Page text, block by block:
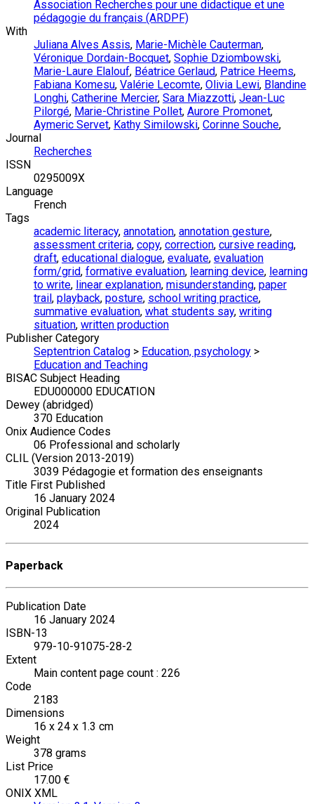
Association Recherches pour une didactique et une
pédagogie du français (ARDPF)
With
Juliana Alves Assis, Marie-Michèle Cauterman,
Véronique Dordain-Bocquet, Sophie Dziombowski,
Marie-Laure Elalouf, Béatrice Gerlaud, Patrice Heems,
Fabiana Komesu, Valérie Lecomte, Olivia Lewi, Blandine
Longhi, Catherine Mercier, Sara Miazzotti, Jean-Luc
Pilorgé, Marie-Christine Pollet, Aurore Promonet,
Aymeric Servet, Kathy Similowski, Corinne Souche,
Journal
Recherches
ISSN
0295009X
Language
French
Tags
academic literacy, annotation, annotation gesture,
assessment criteria, copy, correction, cursive reading,
draft, educational dialogue, evaluate, evaluation
form/grid, formative evaluation, learning device, learning
to write, linear explanation, misunderstanding, paper
trail, playback, posture, school writing practice,
summative evaluation, what students say, writing
situation, written production
Publisher Category
Septentrion Catalog > Education, psychology >
Education and Teaching
BISAC Subject Heading
EDU000000 EDUCATION
Dewey (abridged)
370 Education
Onix Audience Codes
06 Professional and scholarly
CLIL (Version 2013-2019)
3039 Pédagogie et formation des enseignants
Title First Published
16 January 2024
Original Publication
2024
Paperback
Publication Date
16 January 2024
ISBN-13
979-10-91075-28-2
Extent
Main content page count : 226
Code
2183
Dimensions
16 x 24 x 1.3 cm
Weight
378 grams
List Price
17.00 €
ONIX XML